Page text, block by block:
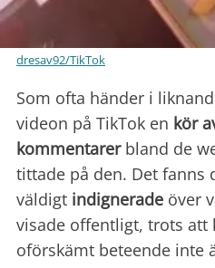
dresav92/TikTok
Som ofta händer i
videon på TikTok en kör
kommentarerbland de
tittade på den. Det fanns
väldigt indignerade över
visade offentligt, trots att
oförskämt beteende inte